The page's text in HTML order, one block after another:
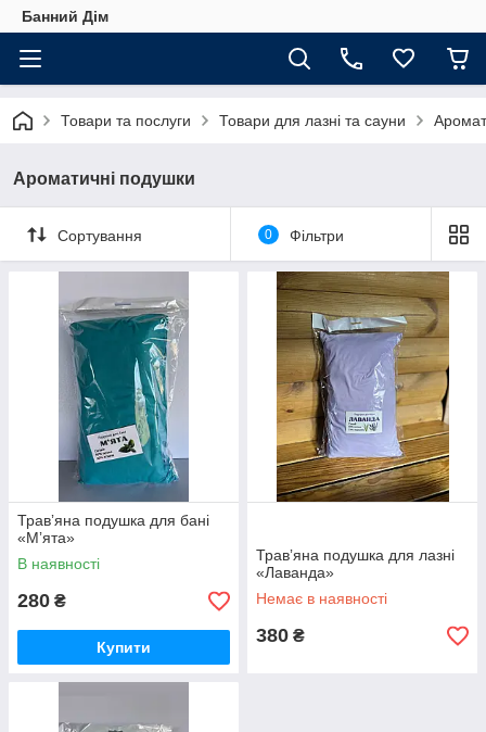
Банний Дім
Товари та послуги Товари для лазні та сауни
Ароматичні подушки
Сортування 0 Фільтри
Травʼяна подушка для бані
«Мʼята»
В наявності
280 ₴
Купити
Травʼяна подушка для лазні
«Лаванда»
Немає в наявності
380 ₴